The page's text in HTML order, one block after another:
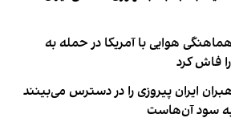
هوایی با آمریکا در حمله به
فاش کرد
ایران پیروزی را در دسترس می‌بینند
سود آن‌هاست